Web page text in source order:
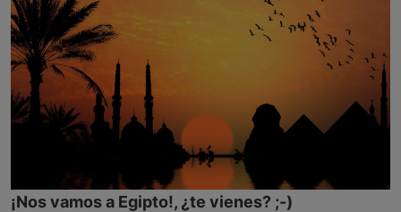
¡Nos vamos a Egipto!, ¿te vienes? ;-)